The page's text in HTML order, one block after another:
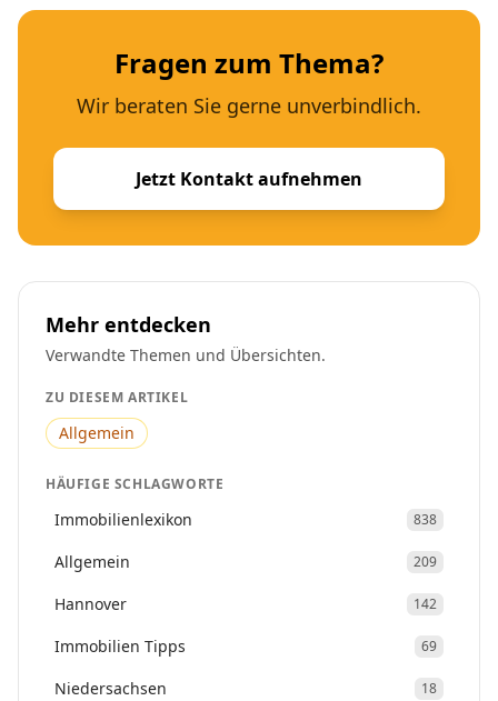
Fragen zum Thema?
Wir beraten Sie gerne unverbindlich.
Jetzt Kontakt aufnehmen
Mehr entdecken
Verwandte Themen und Übersichten.
ZU DIESEM ARTIKEL
Allgemein
HÄUFIGE SCHLAGWORTE
Immobilienlexikon 838
Allgemein 209
Hannover 142
Immobilien Tipps 69
Niedersachsen 18